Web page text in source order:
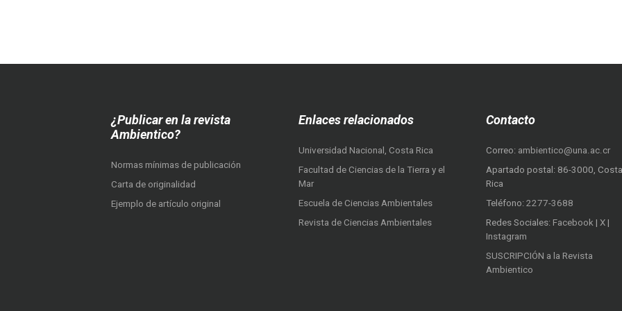
¿Publicar en la revista
Ambientico?
Normas mínimas de publicación
Carta de originalidad
Ejemplo de artículo original
Enlaces relacionados
Universidad Nacional, Costa Rica
Facultad de Ciencias de la Tierra y el
Mar
Escuela de Ciencias Ambientales
Revista de Ciencias Ambientales
Contacto
Correo: ambientico@una.ac.cr
Apartado postal: 86-3000, Costa
Rica
Teléfono: 2277-3688
Redes Sociales: Facebook | X |
Instagram
SUSCRIPCIÓN a la Revista
Ambientico